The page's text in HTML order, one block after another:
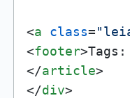
<a class=
<footer>Tags:
</article>
</div>